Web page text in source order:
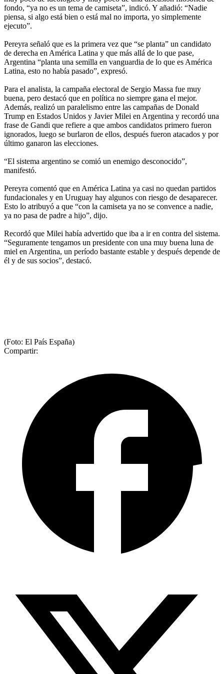
fondo, “ya no es un tema de camiseta”, indicó. Y añadió: “Nadie
piensa, si algo está bien o está mal no importa, yo simplemente
ejecuto”.
Pereyra señaló que es la primera vez que “se planta” un candidato
de derecha en América Latina y que más allá de lo que pase,
Argentina “planta una semilla en vanguardia de lo que es América
Latina, esto no había pasado”, expresó.
Para el analista, la campaña electoral de Sergio Massa fue muy
buena, pero destacó que en política no siempre gana el mejor.
Además, realizó un paralelismo entre las campañas de Donald
Trump en Estados Unidos y Javier Milei en Argentina y recordó una
frase de Gandi que refiere a que ambos candidatos primero fueron
ignorados, luego se burlaron de ellos, después fueron atacados y por
último ganaron las elecciones.
“El sistema argentino se comió un enemigo desconocido”,
manifestó.
Pereyra comentó que en América Latina ya casi no quedan partidos
fundacionales y en Uruguay hay algunos con riesgo de desaparecer.
Esto lo atribuyó a que “con la camiseta ya no se convence a nadie,
ya no pasa de padre a hijo”, dijo.
Recordó que Milei había advertido que iba a ir en contra del sistema.
“Seguramente tengamos un presidente con una muy buena luna de
miel en Argentina, un período bastante estable y después depende de
él y de sus socios”, destacó.
(Foto: El País España)
Compartir: